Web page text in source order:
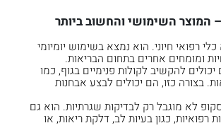
המוצר השימושי והחשוב ביותר
רפואי חיוני. הוא נמצא בשימוש יומיומי
ומומחים אחרים בתחום הבריאות.
להקשיב לקולות פנימיים בגוף, כמו
בצורה כזו, הם יכולים לבצע אבחנות
לא מוגבל רק לבדיקות שגרתיות. הוא גם
רפואיות, כגון בעיות לב, דלקת ריאות, או